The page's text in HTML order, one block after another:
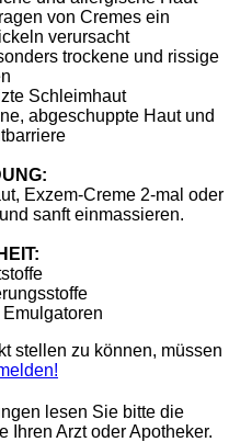
von Cremes ein
verursacht
trockene und rissige
Schleimhaut
abgeschuppte Haut und
Exzem-Creme 2-mal oder
sanft einmassieren.
stellen zu können, müssen
lesen Sie bitte die
Ihren Arzt oder Apotheker.